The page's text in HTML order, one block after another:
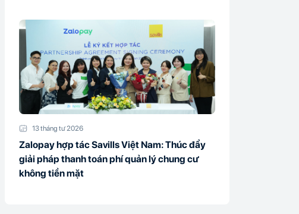
13 tháng tư 2026
Zalopay hợp tác Savills Việt Nam: Thúc đẩy
giải pháp thanh toán phí quản lý chung cư
không tiền mặt